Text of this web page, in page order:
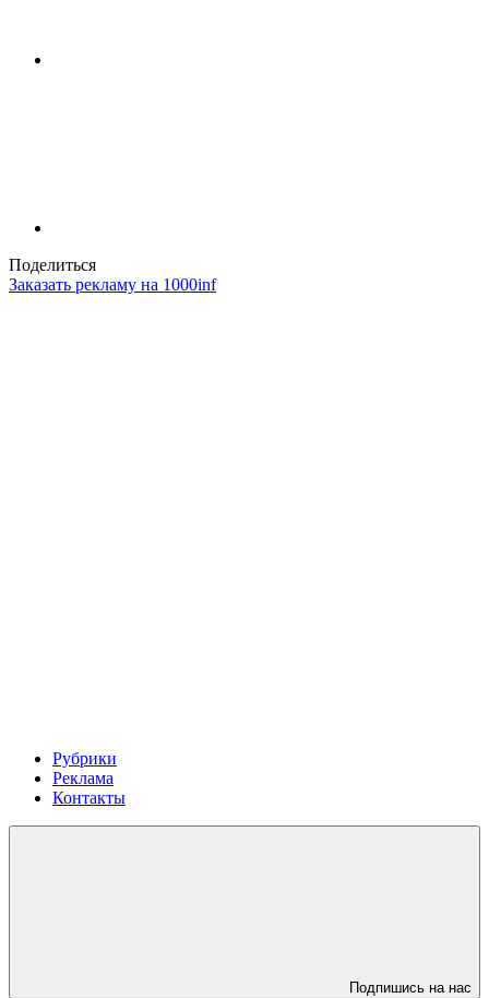
Поделиться
Заказать рекламу на 1000inf
Рубрики
Реклама
Контакты
Подпишись на нас